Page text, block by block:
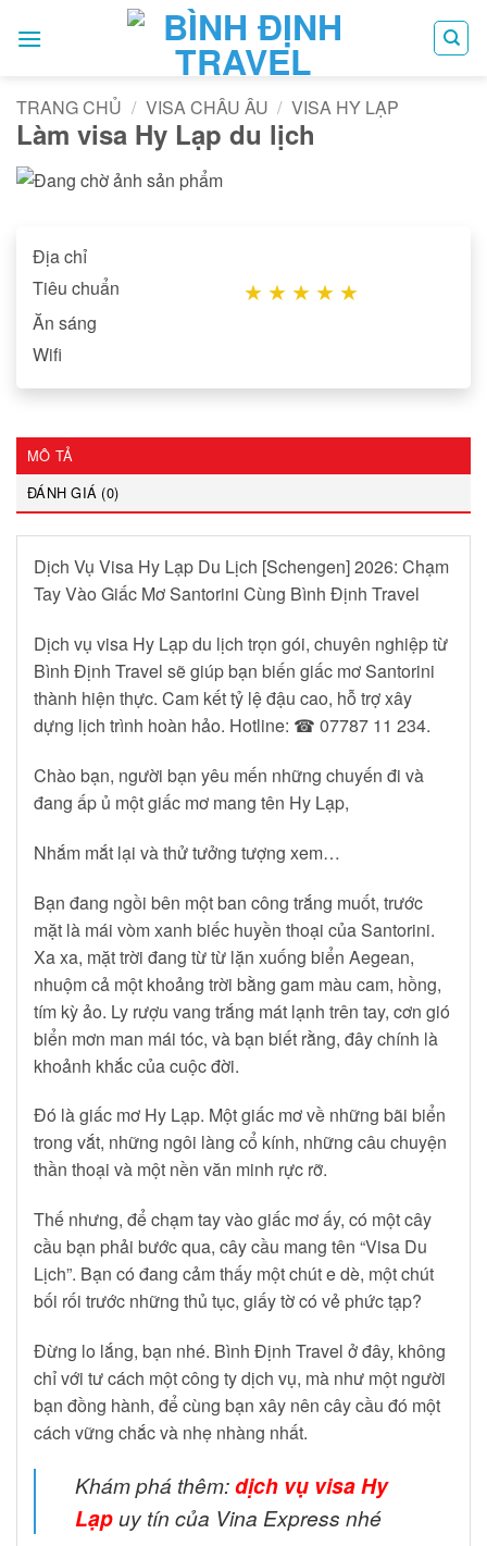
qua
TRANG CHỦ / VISA CHÂU ÂU / VISA HY LẠP
Làm visa Hy Lạp du lịch
Địa chỉ
Tiêu chuẩn
★ ★ ★ ★ ★
Ăn sáng
Wifi
MÔ TẢ
ĐÁNH GIÁ (0)
Dịch Vụ Visa Hy Lạp Du Lịch [Schengen] 2026: Chạm
Tay Vào Giấc Mơ Santorini Cùng Bình Định Travel
Dịch vụ visa Hy Lạp du lịch trọn gói, chuyên nghiệp từ
Bình Định Travel sẽ giúp bạn biến giấc mơ Santorini
thành hiện thực. Cam kết tỷ lệ đậu cao, hỗ trợ xây
dựng lịch trình hoàn hảo. Hotline: ☎ 07787 11 234.
Chào bạn, người bạn yêu mến những chuyến đi và
đang ấp ủ một giấc mơ mang tên Hy Lạp,
Nhắm mắt lại và thử tưởng tượng xem…
Bạn đang ngồi bên một ban công trắng muốt, trước
mặt là mái vòm xanh biếc huyền thoại của Santorini.
Xa xa, mặt trời đang từ từ lặn xuống biển Aegean,
nhuộm cả một khoảng trời bằng gam màu cam, hồng,
tím kỳ ảo. Ly rượu vang trắng mát lạnh trên tay, cơn gió
biển mơn man mái tóc, và bạn biết rằng, đây chính là
khoảnh khắc của cuộc đời.
Đó là giấc mơ Hy Lạp. Một giấc mơ về những bãi biển
trong vắt, những ngôi làng cổ kính, những câu chuyện
thần thoại và một nền văn minh rực rỡ.
Thế nhưng, để chạm tay vào giấc mơ ấy, có một cây
cầu bạn phải bước qua, cây cầu mang tên “Visa Du
Lịch”. Bạn có đang cảm thấy một chút e dè, một chút
bối rối trước những thủ tục, giấy tờ có vẻ phức tạp?
Đừng lo lắng, bạn nhé. Bình Định Travel ở đây, không
chỉ với tư cách một công ty dịch vụ, mà như một người
bạn đồng hành, để cùng bạn xây nên cây cầu đó một
cách vững chắc và nhẹ nhàng nhất.
Khám phá thêm:dịch vụ visa Hy
Lạpuy tín của Vina Express nhé